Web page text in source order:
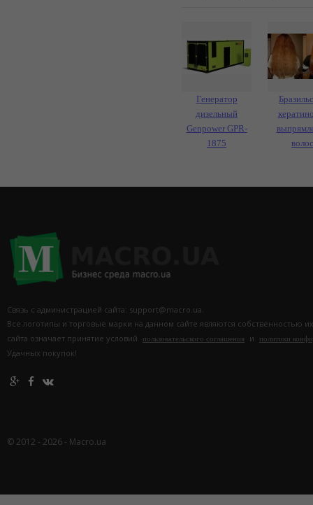
Генератор
дизельный
Genpower GPR-
1875
волос
Связь с администрацией сайта: support@macro.ua.
Все логотипы и торговые марки на данном сайте являются собственностью
сайта означает принятие условий
пользовательского соглашения и политики
Удачных покупок!
© 2012 - 2026 - Macro.ua